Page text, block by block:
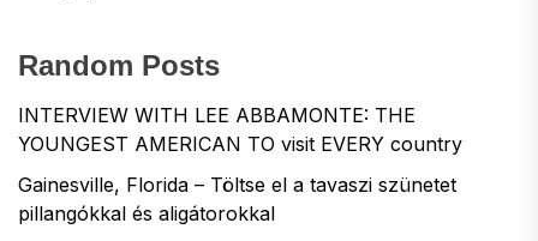
Random Posts
INTERVIEW WITH LEE ABBAMONTE: THE
YOUNGEST AMERICAN TO visit EVERY country
Gainesville, Florida – Töltse el a tavaszi szünetet
pillangókkal és aligátorokkal